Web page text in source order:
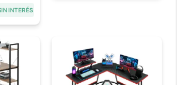
INTERÉS